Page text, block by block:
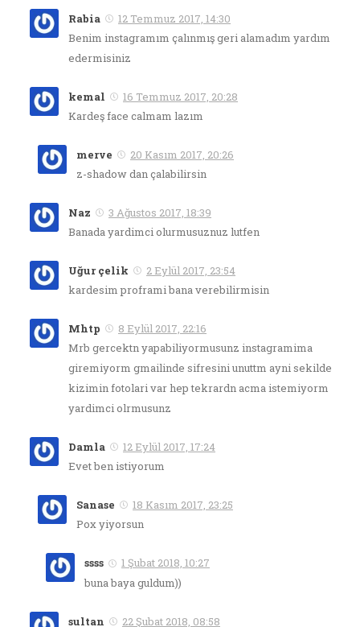
Rabia
12 Temmuz 2017, 14:30
Benim instagramım çalınmış geri alamadım yardım
edermisiniz
kemal
16 Temmuz 2017, 20:28
Kardeş face calmam lazım
merve
20 Kasım 2017, 20:26
z-shadow dan çalabilirsin
Naz
3 Ağustos 2017, 18:39
Banada yardimci olurmusuznuz lutfen
Uğur çelik
2 Eylül 2017, 23:54
kardesim proframi bana verebilirmisin
Mhtp
8 Eylül 2017, 22:16
Mrb gercektn yapabiliyormusunz instagramima
giremiyorm gmailinde sifresini unuttm ayni sekilde
kizimin fotolari var hep tekrardn acma istemiyorm
yardimci olrmusunz
Damla
12 Eylül 2017, 17:24
Evet ben istiyorum
Sanase
18 Kasım 2017, 23:25
Pox yiyorsun
ssss
1 Şubat 2018, 10:27
buna baya guldum))
sultan 22 Şubat 2018, 08:58